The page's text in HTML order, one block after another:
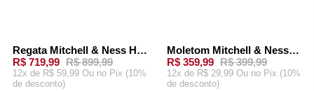
-20%Regata Mitchell & Ness Home Swingman Jersey Toronto Raptors 1998-99 Vince Carter Branca
R$ 719,99 R$ 899,99
12x de R$ 59,99 Ou no Pix (10%
de desconto)
-10%Moletom Mitchell & Ness Toronto Raptors Vince Carter Cinza Mescla
R$ 359,99 R$ 399,99
12x de R$ 29,99 Ou no Pix (10%
de desconto)